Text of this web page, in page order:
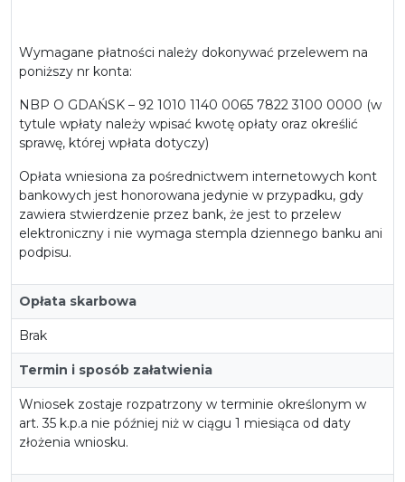
Wymagane płatności należy dokonywać przelewem na
poniższy nr konta:
NBP O GDAŃSK – 92 1010 1140 0065 7822 3100 0000 (w
tytule wpłaty należy wpisać kwotę opłaty oraz określić
sprawę, której wpłata dotyczy)
Opłata wniesiona za pośrednictwem internetowych kont
bankowych jest honorowana jedynie w przypadku, gdy
zawiera stwierdzenie przez bank, że jest to przelew
elektroniczny i nie wymaga stempla dziennego banku ani
podpisu.
Opłata skarbowa
Brak
Termin i sposób załatwienia
Wniosek zostaje rozpatrzony w terminie określonym w
art. 35 k.p.a nie później niż w ciągu 1 miesiąca od daty
złożenia wniosku.